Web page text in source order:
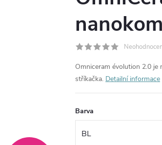
Omniceram évolution 2.0 je
stříkačka. Detailní informace
Barva